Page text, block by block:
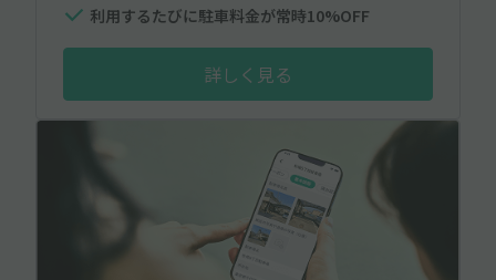
利用するたびに駐車料金が常時10%OFF
詳しく見る